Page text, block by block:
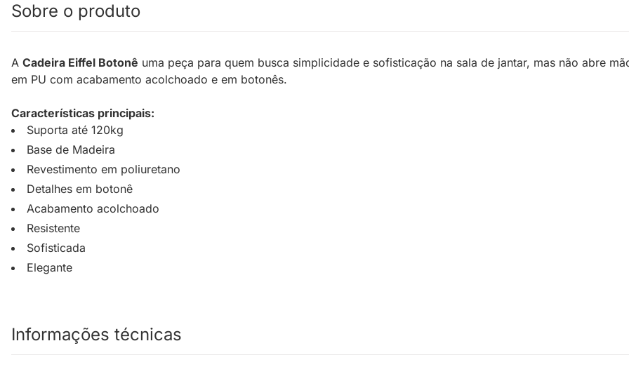
Sobre o produto
A Cadeira Eiffel Botonê uma peça para quem busca simplicidade e sofisticação na sala de jantar, mas não abre
em PU com acabamento acolchoado e em botonês.
Características principais:
Suporta até 120kg
Base de Madeira
Revestimento em poliuretano
Detalhes em botonê
Acabamento acolchoado
Resistente
Sofisticada
Elegante
Informações técnicas